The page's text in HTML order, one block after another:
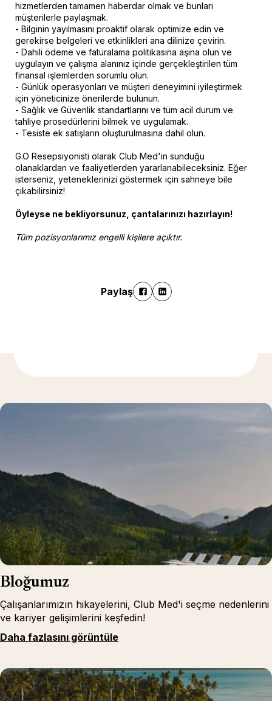
hizmetlerden tamamen haberdar olmak ve bunları
müşterilerle paylaşmak.
- Bilginin yayılmasını proaktif olarak optimize edin ve
gerekirse belgeleri ve etkinlikleri ana dilinize çevirin.
- Dahili ödeme ve faturalama politikasına aşina olun ve
uygulayın ve çalışma alanınız içinde gerçekleştirilen tüm
finansal işlemlerden sorumlu olun.
- Günlük operasyonları ve müşteri deneyimini iyileştirmek
için yöneticinize önerilerde bulunun.
- Sağlık ve Güvenlik standartlarını ve tüm acil durum ve
tahliye prosedürlerini bilmek ve uygulamak.
- Tesiste ek satışların oluşturulmasına dahil olun.
G.O Resepsiyonisti olarak Club Med'in sunduğu
olanaklardan ve faaliyetlerden yararlanabileceksiniz. Eğer
isterseniz, yeteneklerinizi göstermek için sahneye bile
çıkabilirsiniz!
Öyleyse ne bekliyorsunuz, çantalarınızı hazırlayın!
Tüm pozisyonlarımız engelli kişilere açıktır.
Paylaş
Bloğumuz
Çalışanlarımızın hikayelerini, Club Med'i seçme nedenlerini
ve kariyer gelişimlerini keşfedin!
Daha fazlasını görüntüle